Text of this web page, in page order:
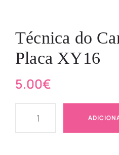
Técnica do
Placa XY16
5.00€